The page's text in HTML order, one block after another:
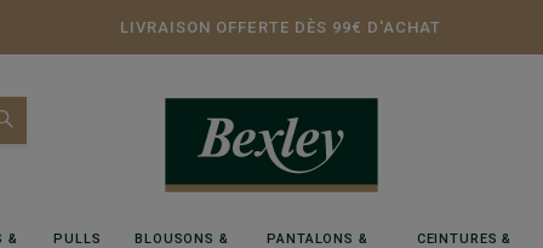
LIVRAISON OFFERTE DÈS 99€ D'ACHAT
&
PULLS
BLOUSONS &
PANTALONS &
CEINTURES &